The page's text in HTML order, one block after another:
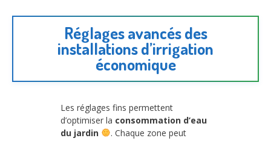
Réglages avancés des
installations d’irrigation
économique
Les réglages fins permettent
d’optimiser la consommation d’eau
du jardin
. Chaque zone peut